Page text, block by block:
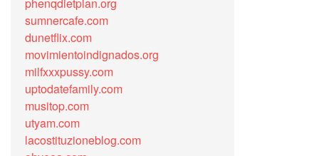
sumnercafe.com
dunetflix.com
movimientoindignados.org
milfxxxpussy.com
uptodatefamily.com
musitop.com
utyam.com
lacostituzioneblog.com